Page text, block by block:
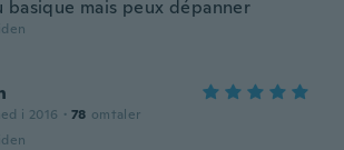
basique mais peux dépanner
i 2016 · 78 omtaler